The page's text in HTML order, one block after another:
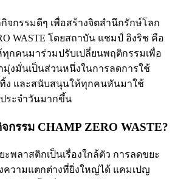
กรรมดีๆ เพื่อสร้างจิตสำนึกรักษ์โลก
WASTE โดยสถาบัน แชมป์ อิงริช คือ
กคนมาร่วมปรับเปลี่ยนพฤติกรรมเพื่อ
มุ่งมั่นเป็นส่วนหนึ่งในการลดการใช้
ง และสนับสนุนให้ทุกคนหันมาใช้
ระจำวันมากขึ้น
กรรม CHAMP ZERO WASTE?
พลาสติกเป็นเรื่องใกล้ตัว การลดขยะ
ความแตกต่างที่ยิ่งใหญ่ได้ แคมเปญ